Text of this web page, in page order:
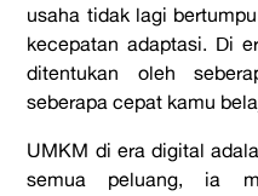
usaha tidak lagi
kecepatan adaptasi. Di
ditentukan oleh
seberapa cepat kamu
UMKM di era digital
semua peluang, ia